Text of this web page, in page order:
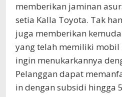
memberikan jaminan
setia Kalla Toyota. Tak
juga memberikan
yang telah memiliki
ingin menukarkannya
Pelanggan dapat
in dengan subsidi hingga